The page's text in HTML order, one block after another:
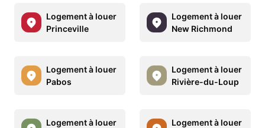
Logement à louer
Princeville
Logement à louer
New Richmond
Logement à louer
Pabos
Logement à louer
Rivière-du-Loup
Logement à louer
Logement à louer